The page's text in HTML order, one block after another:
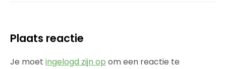
Plaats reactie
Je moet ingelogd zijn op om een reactie te